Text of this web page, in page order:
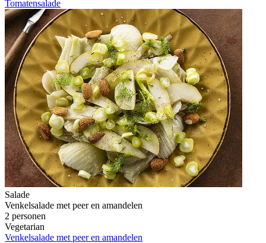
Tomatensalade
Salade
Venkelsalade met peer en amandelen
2 personen
Vegetarian
Venkelsalade met peer en amandelen